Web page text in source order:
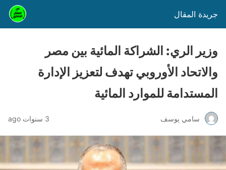
جريدة المقال
وزير الري: الشراكة المائية بين مصر
والاتحاد الأوروبي تهدف لتعزيز الإدارة
المستدامة للموارد المائية
سامي يوسف 3 سنوات ago